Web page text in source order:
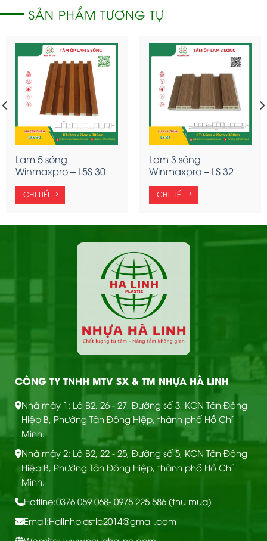
SẢN PHẨM TƯƠNG TỰ
Lam 5 sóng
Winmaxpro – L5S 30
CHI TIẾT
Lam 3 sóng
Winmaxpro – LS 32
CHI TIẾT
CÔNG TY TNHH MTV SX & TM NHỰA HÀ LINH
Nhà máy 1: Lô B2, 26 - 27, Đường số 3, KCN Tân Đông
Hiệp B, Phường Tân Đông Hiệp, thành phố Hồ Chí
Minh.
Nhà máy 2: Lô B2, 22 - 25, Đường số 5, KCN Tân Đông
Hiệp B, Phường Tân Đông Hiệp, thành phố Hồ Chí
Minh.
Hotline:0376 059 068- 0975 225 586 (thu mua)
Email:Halinhplastic2014@gmail.com